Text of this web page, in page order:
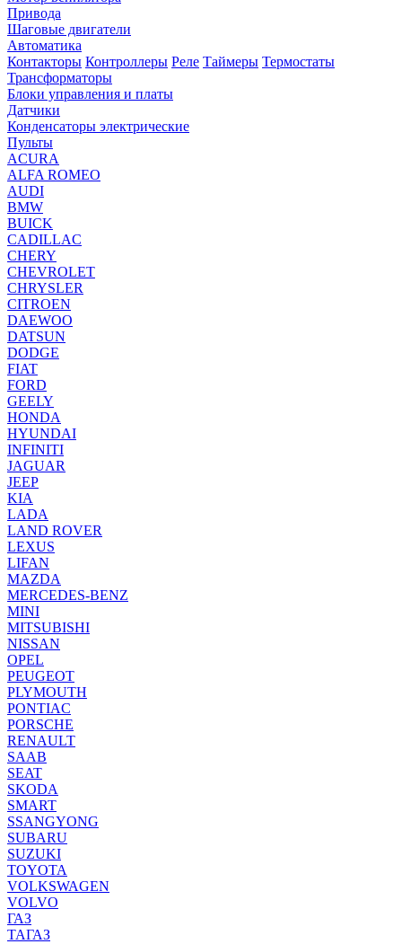
Привода
Шаговые двигатели
Автоматика
Контакторы Контроллеры Реле Таймеры Термостаты
Трансформаторы
Блоки управления и платы
Датчики
Конденсаторы электрические
Пульты
ACURA
ALFA ROMEO
AUDI
BMW
BUICK
CADILLAC
CHERY
CHEVROLET
CHRYSLER
CITROEN
DAEWOO
DATSUN
DODGE
FIAT
FORD
GEELY
HONDA
HYUNDAI
INFINITI
JAGUAR
JEEP
KIA
LADA
LAND ROVER
LEXUS
LIFAN
MAZDA
MERCEDES-BENZ
MINI
MITSUBISHI
NISSAN
OPEL
PEUGEOT
PLYMOUTH
PONTIAC
PORSCHE
RENAULT
SAAB
SEAT
SKODA
SMART
SSANGYONG
SUBARU
SUZUKI
TOYOTA
VOLKSWAGEN
VOLVO
ГАЗ
ТАГАЗ